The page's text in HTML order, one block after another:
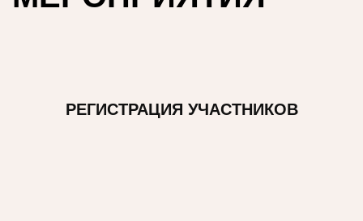
РЕГИСТРАЦИЯ УЧАСТНИКОВ